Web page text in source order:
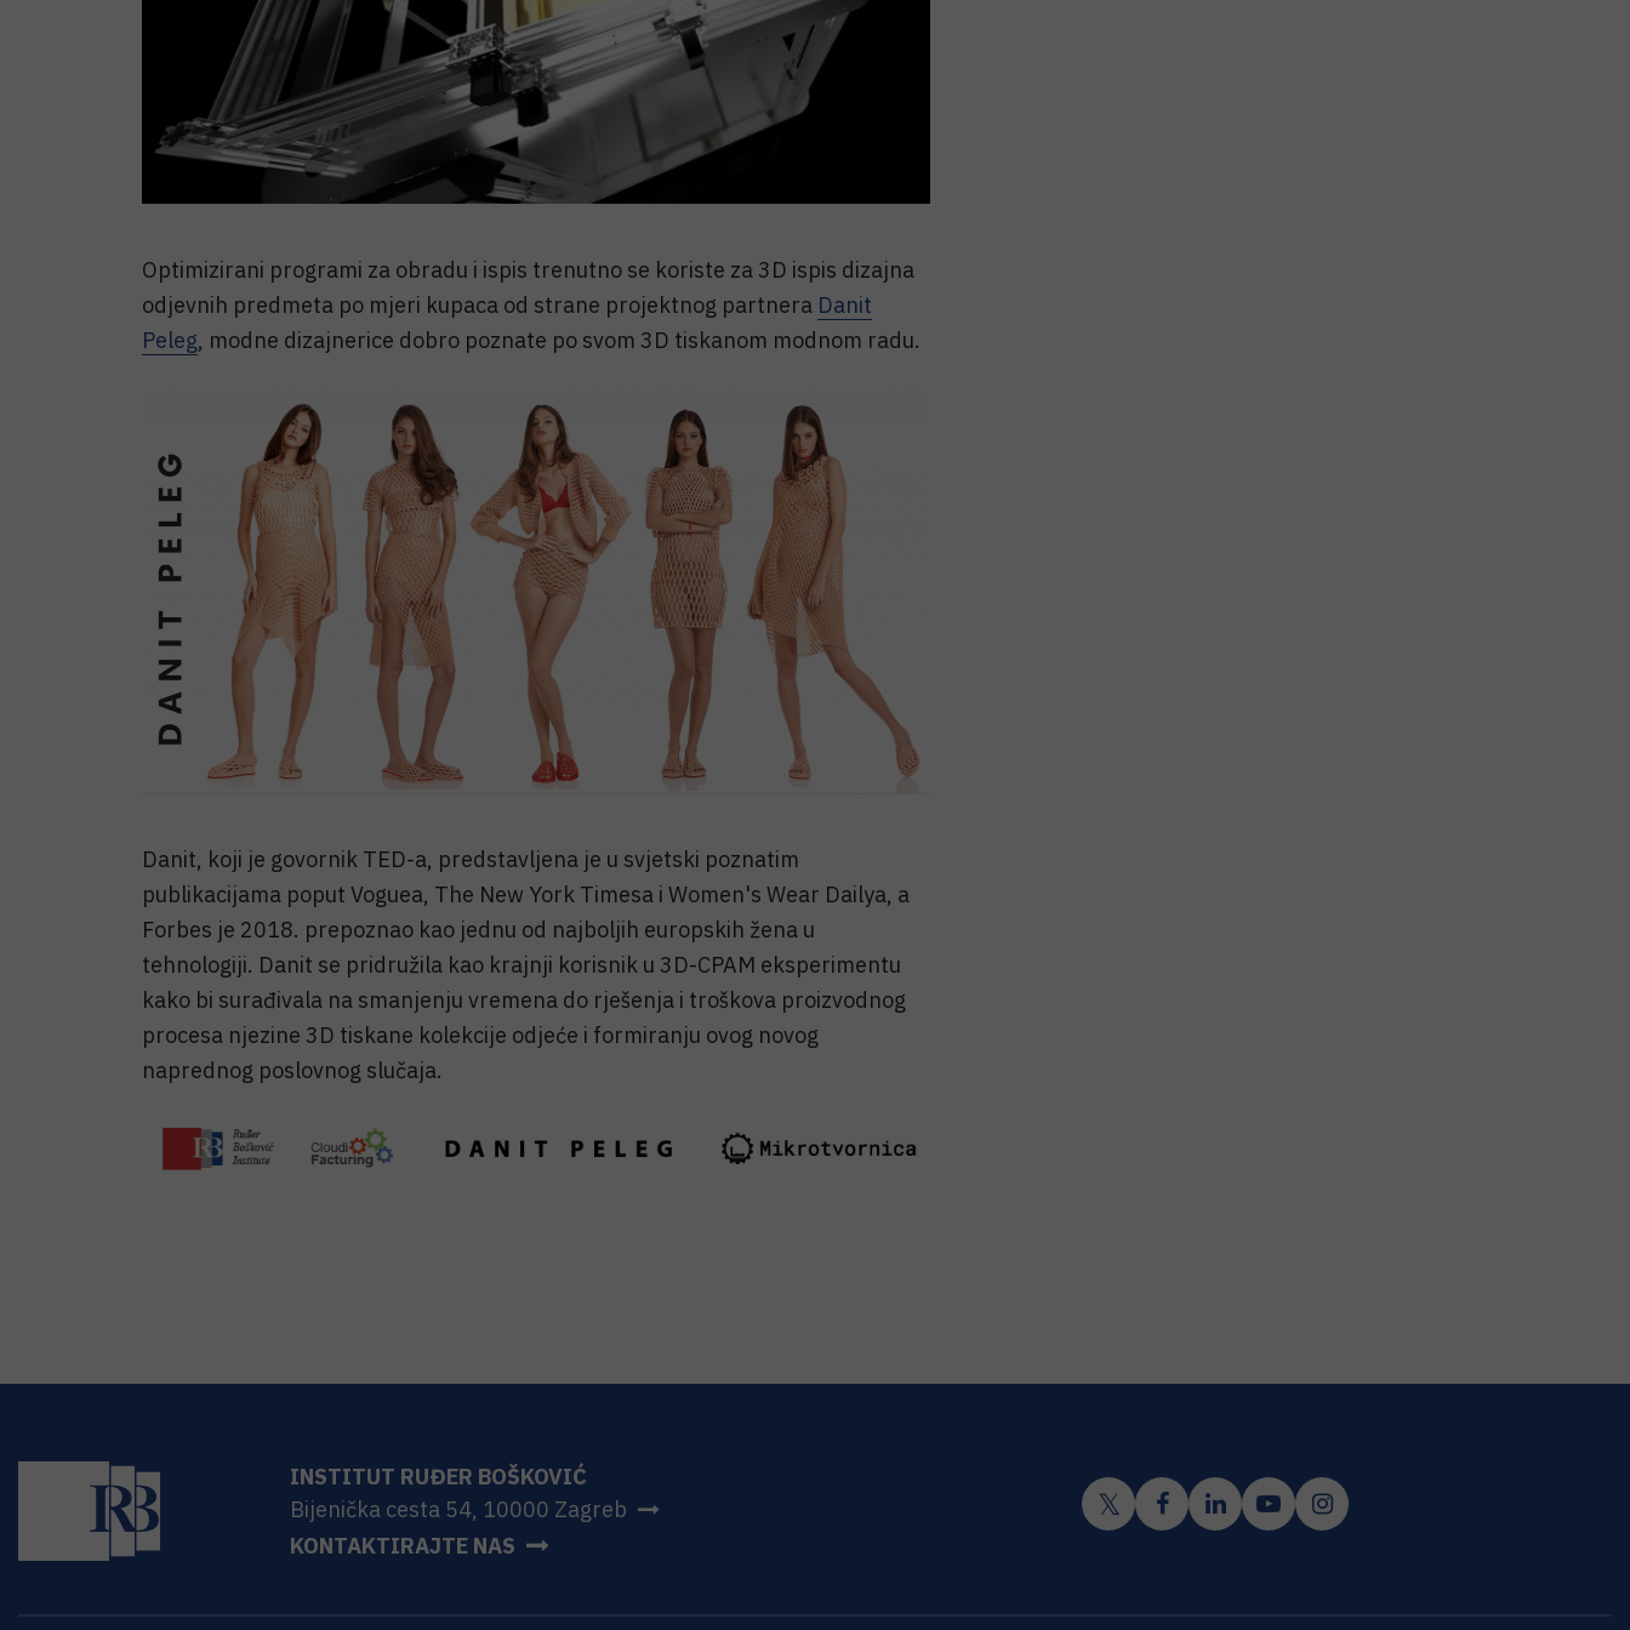
Optimizirani programi za obradu i ispis trenutno se koriste za 3D ispis dizajna
odjevnih predmeta po mjeri kupaca od strane projektnog partnera Danit
Peleg, modne dizajnerice dobro poznate po svom 3D tiskanom modnom radu.
Danit, koji je govornik TED-a, predstavljena je u svjetski poznatim
publikacijama poput Voguea, The New York Timesa i Women's Wear Dailya, a
Forbes je 2018. prepoznao kao jednu od najboljih europskih žena u
tehnologiji. Danit se pridružila kao krajnji korisnik u 3D-CPAM eksperimentu
kako bi surađivala na smanjenju vremena do rješenja i troškova proizvodnog
procesa njezine 3D tiskane kolekcije odjeće i formiranju ovog novog
naprednog poslovnog slučaja.
INSTITUT RUĐER BOŠKOVIĆ
Bijenička cesta 54, 10000 Zagreb
KONTAKTIRAJTE NAS